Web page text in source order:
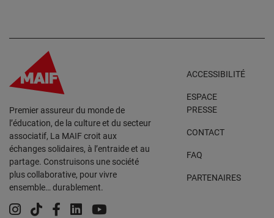
Premier assureur du monde de
l’éducation, de la culture et du secteur
associatif, La MAIF croit aux
échanges solidaires, à l’entraide et au
partage. Construisons une société
plus collaborative, pour vivre
ensemble… durablement.
ACCESSIBILITÉ
ESPACE
PRESSE
CONTACT
FAQ
PARTENAIRES
Instagram
TiktokFacebook
LinkedinYouTube